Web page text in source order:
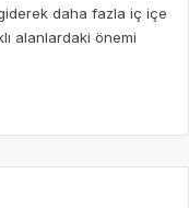
daha fazla iç içe
alanlardaki önemi